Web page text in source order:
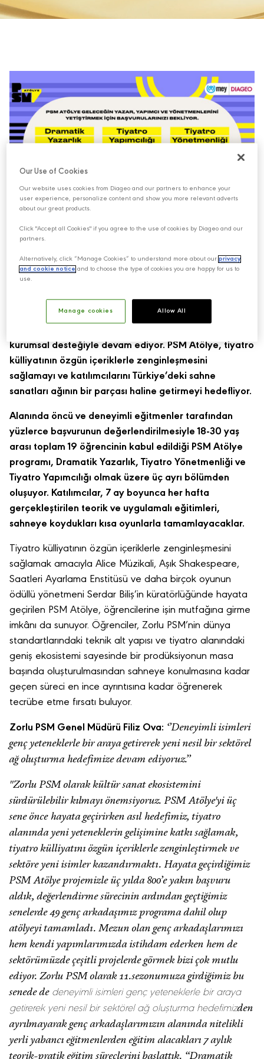
PSM ATÖLYE TİYATRO DÜNYASINA YENİ YETENEKLER
KAZANDIRMAYA MEY|DİAGEO İŞ BİRLİĞİYLE DEVAM
EDİYOR!
Zorlu PSM’nin, tiyatronun sürdürülebilirliğini sağlamak
amacıyla iki yıldır ücretsiz olarak hayata geçirdiği PSM
kurumsal desteğiyle devam ediyor. PSM Atölye, tiyatro
külliyatının özgün içeriklerle zenginleşmesini
sağlamayı ve katılımcılarını Türkiye’deki sahne
sanatları ağının bir parçası haline getirmeyi hedefliyor.
Alanında öncü ve deneyimli eğitmenler tarafından
yüzlerce başvurunun değerlendirilmesiyle 18-30 yaş
arası toplam 19 öğrencinin kabul edildiği PSM Atölye
programı, Dramatik Yazarlık, Tiyatro Yönetmenliği ve
Tiyatro Yapımcılığı olmak üzere üç ayrı bölümden
oluşuyor. Katılımcılar, 7 ay boyunca her hafta
gerçekleştirilen teorik ve uygulamalı eğitimleri,
sahneye koydukları kısa oyunlarla tamamlayacaklar.
Tiyatro külliyatının özgün içeriklerle zenginleşmesini
sağlamak amacıyla Alice Müzikali, Aşık Shakespeare,
Saatleri Ayarlama Enstitüsü ve daha birçok oyunun
ödüllü yönetmeni Serdar Biliş’in küratörlüğünde hayata
geçirilen PSM Atölye, öğrencilerine işin mutfağına girme
imkânı da sunuyor. Öğrenciler, Zorlu PSM’nin dünya
standartlarındaki teknik alt yapısı ve tiyatro alanındaki
geniş ekosistemi sayesinde bir prodüksiyonun masa
başında oluşturulmasından sahneye konulmasına kadar
geçen süreci en ince ayrıntısına kadar öğrenerek
tecrübe etme fırsatı buluyor.
Zorlu PSM Genel Müdürü Filiz Ova: ‘’Deneyimli isimleri
genç yeteneklerle bir araya getirerek yeni nesil bir sektörel
ağ oluşturma hedefimize devam ediyoruz.’’
"Zorlu PSM olarak kültür sanat ekosistemini
sürdürülebilir kılmayı önemsiyoruz. PSM Atölye'yi üç
sene önce hayata geçirirken asıl hedefimiz, tiyatro
alanında yeni yeteneklerin gelişimine katkı sağlamak,
tiyatro külliyatını özgün içeriklerle zenginleştirmek ve
sektöre yeni isimler kazandırmaktı. Hayata geçirdiğimiz
PSM Atölye projemizle üç yılda 800’e yakın başvuru
aldık, değerlendirme sürecinin ardından geçtiğimiz
senelerde 49 genç arkadaşımız programa dahil olup
atölyeyi tamamladı. Mezun olan genç arkadaşlarımızı
hem kendi yapımlarımızda istihdam ederken hem de
sektörümüzde çeşitli projelerde görmek bizi çok mutlu
ediyor. Zorlu PSM olarak 11.sezonumuza girdiğimiz bu
senede de deneyimli isimleri genç yeteneklerle bir araya
getirerek yeni nesil bir sektörel ağ oluşturma hedefimizden
ayrılmayarak genç arkadaşlarımızın alanında nitelikli
yerli yabancı eğitmenlerden eğitim alacakları 7 aylık
teorik-pratik eğitim süreçlerini başlattık. “Dramatik
Our Use of Cookies
Our website uses cookies from Diageo and our partners to enhance your
user experience, personalize content and show you more relevant adverts
about our great products.
Click "Accept all Cookies" if you agree to the use of cookies by Diageo and our
partners.
Alternatively, click “Manage Cookies” to understand more about ourprivacy
and cookie notice and to choose the type of cookies you are happy for us to
use.
Manage cookies Allow All